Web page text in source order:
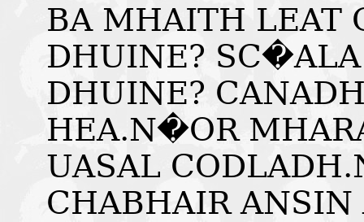
BA MHAITH LEAT
DHUINE?
DHUINE?
HEA.N�OR
UASAL
CHABHAIR ANSIN